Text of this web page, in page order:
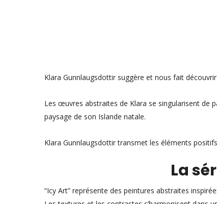
Klara Gunnlaugsdottir suggère et nous fait
Les œuvres abstraites de Klara se singularisent de
paysage de son Islande natale.
Klara Gunnlaugsdottir transmet les éléments
La
“Icy Art” représente des peintures abstraites